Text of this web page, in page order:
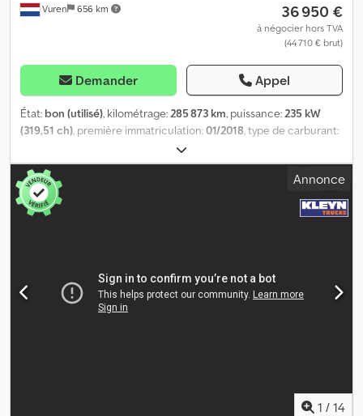
Vuren 656 km 36 950 €
à négocier hors TVA
(44 710 € brut)
Demander Appel
État: bon (utilisé), kilométrage:285 873 km, puissance:235 kW
(319,51 ch), première immatriculation:01/2018, type de carburant:
385/65R22,5
d'essieux:4x2, empattement:4 600 mm, carburant:diesel,
couleur:
d'engrenage:
, classe
d'émission:
7 200 mm,
traction, régulateur de vitesse, régulation électrique des vitres,
rétroviseur électrique, verrouillage centralisé, = Options et
accessoires supplémentaires = - Rétroviseurs chauffants -
Remarques = Nombre d'essieux : 2, Configuration : 4x2, Poids à
Annonce
1 / 14